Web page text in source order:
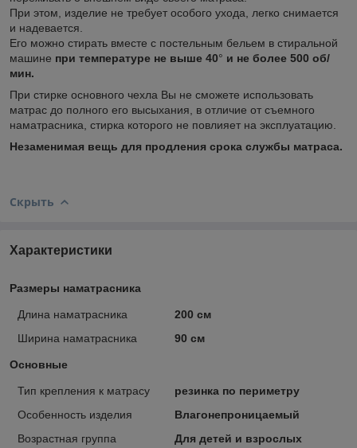
При этом, изделие не требует особого ухода, легко снимается
и надевается.
Его можно стирать вместе с постельным бельем в стиральной
машине при температуре не выше 40° и не более 500 об/
мин.
При стирке основного чехла Вы не сможете использовать
матрас до полного его высыхания, в отличие от съемного
наматрасника, стирка которого не повлияет на эксплуатацию.
Незаменимая вещь для продления срока службы матраса.
Скрыть
Характеристики
Размеры наматрасника
Длина наматрасника
200 см
Ширина наматрасника
90 см
Основные
Тип крепления к матрасу
резинка по периметру
Особенность изделия
Влагонепроницаемый
Возрастная группа
Для детей и взрослых